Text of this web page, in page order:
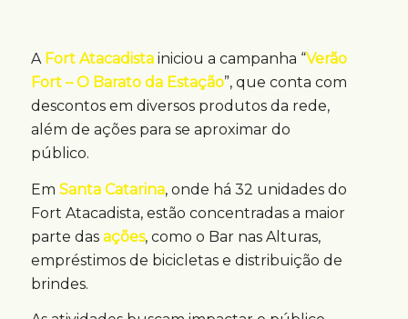
A Fort Atacadistainiciou a campanha “Verão
Fort – O Barato da Estação”, que conta com
descontos em diversos produtos da rede,
além de ações para se aproximar do
público.
Em Santa Catarina, onde há 32 unidades do
Fort Atacadista, estão concentradas a maior
parte das ações, como o Bar nas Alturas,
empréstimos de bicicletas e distribuição de
brindes.